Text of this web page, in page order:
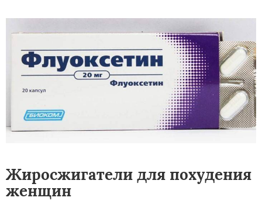
Жиросжигатели для похудения
женщин